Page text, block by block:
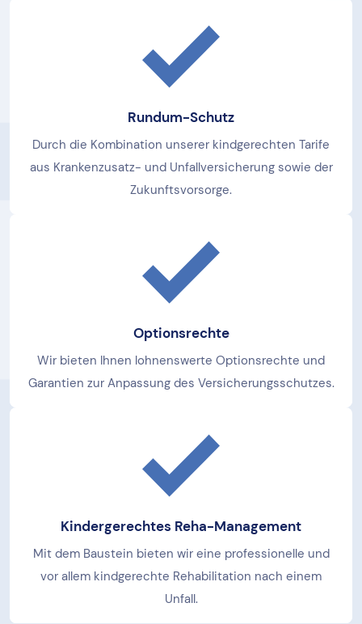
Rundum-Schutz
Durch die Kombination unserer kindgerechten Tarife
aus Krankenzusatz- und Unfallversicherung sowie der
Zukunftsvorsorge.
Optionsrechte
Wir bieten Ihnen lohnenswerte Optionsrechte und
Garantien zur Anpassung des Versicherungsschutzes.
Kindergerechtes Reha-Management
Mit dem Baustein bieten wir eine professionelle und
vor allem kindgerechte Rehabilitation nach einem
Unfall.